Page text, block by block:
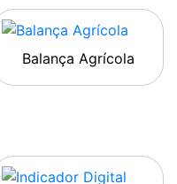
Balança Agrícola